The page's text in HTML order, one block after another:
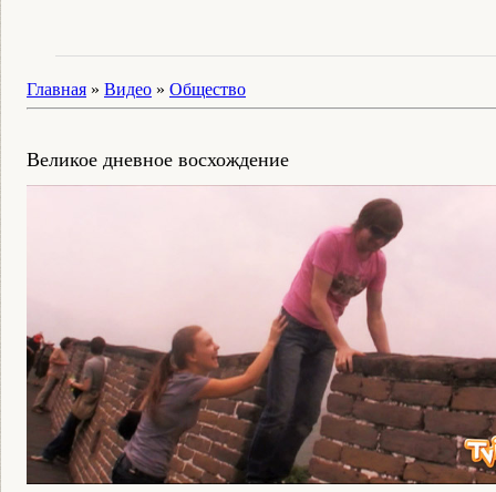
Главная » Видео » Общество
Великое дневное восхождение